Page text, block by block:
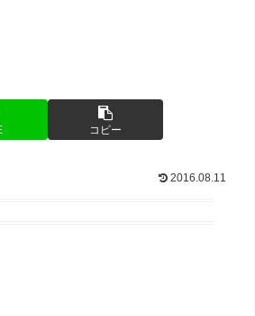
コピー
2016.08.11